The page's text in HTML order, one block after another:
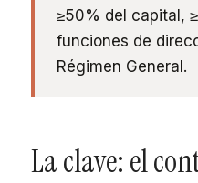
≥50% del capital,
funciones de
Régimen General.
La clave: el